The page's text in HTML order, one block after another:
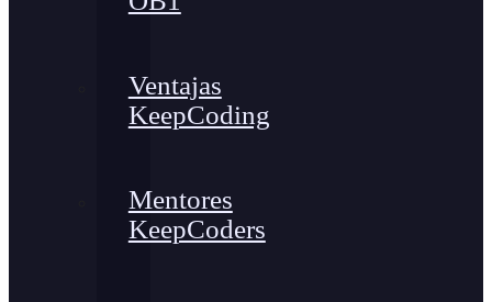
Ventajas
KeepCoding
Mentores
KeepCoders